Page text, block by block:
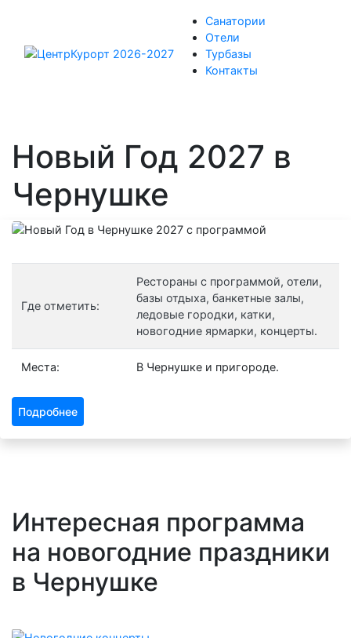
Санатории
Отели
Турбазы
Контакты
Новый Год 2027 в
Чернушке
Где отметить:
Рестораны с программой, отели,
базы отдыха, банкетные залы,
ледовые городки, катки,
новогодние ярмарки, концерты.
Места: В Чернушке и пригороде.
Подробнее
Интересная программа
на новогодние праздники
в Чернушке